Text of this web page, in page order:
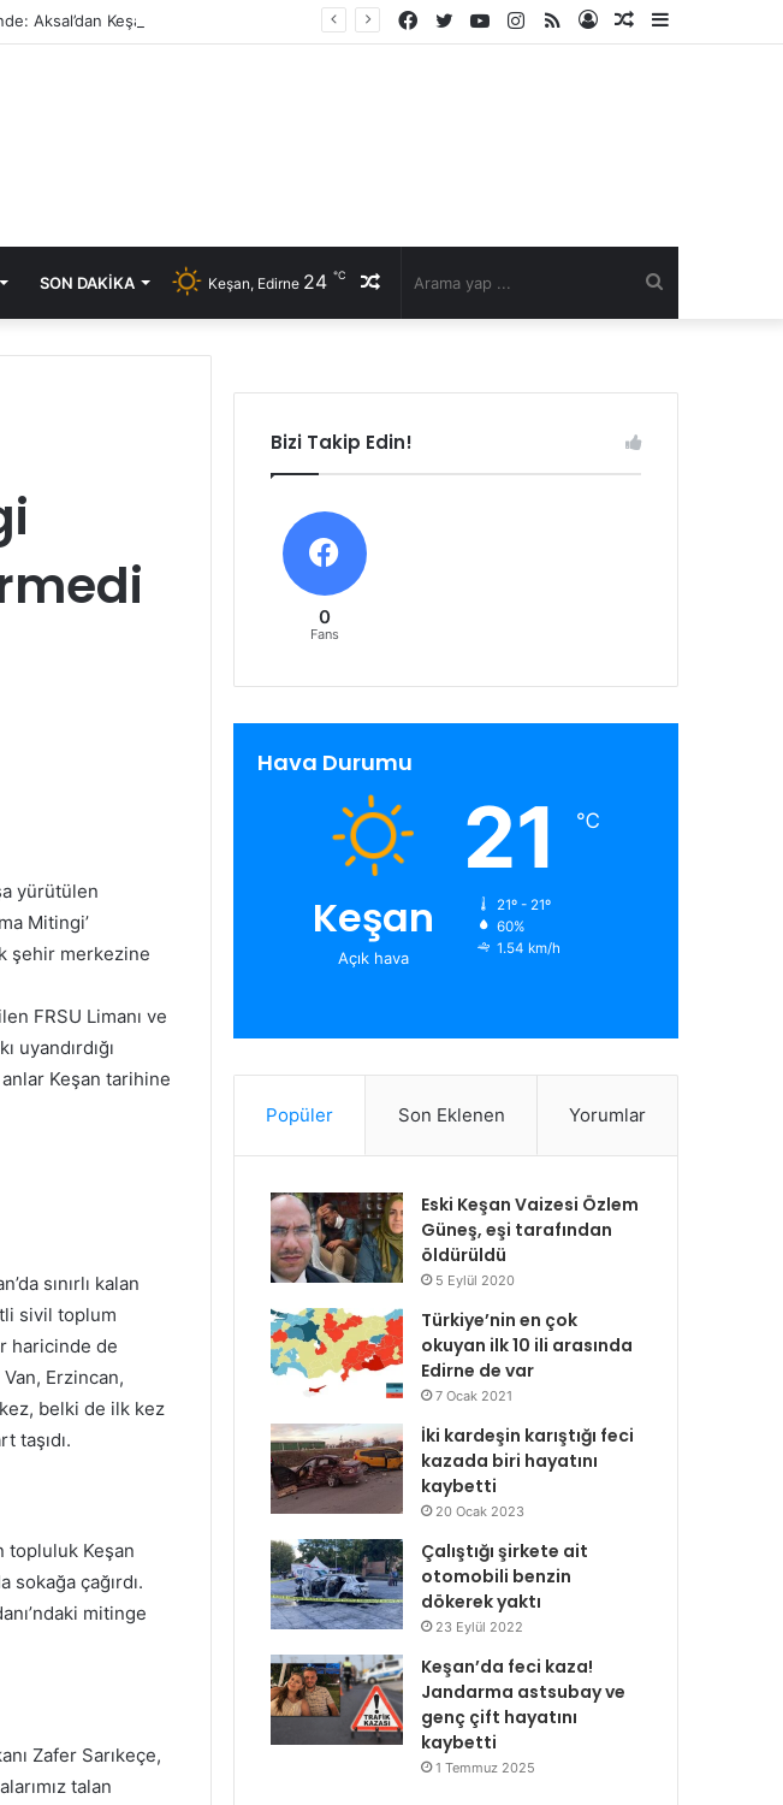
Aksal’dan Keşan için iki önemli talep
Kenar
Rastgele
Kayıt
RSS
Instagram
YouTube
Twitter
Facebook
SON DAKIKA Rastgele
Keşan, Edirne 24 ℃
yürütülen
Mitingi’
şehir merkezine
FRSU Limanı ve
Keşan tarihine
sınırlı kalan
sivil toplum
haricinde de
Erzincan,
belki de ilk kez
taşıdı.
topluluk Keşan
sokağa çağırdı.
mitinge
Zafer Sarıkeçe,
talan
Bizi Takip Edin!
0
Fans
Hava Durumu
Keşan
Açık hava
21 ℃
21º - 21º
60%
1.54 km/h
Popüler Son Eklenen Yorumlar
Eski Keşan Vaizesi Özlem
Güneş, eşi tarafından
öldürüldü
5 Eylül 2020
Türkiye’nin en çok
okuyan ilk 10 ili arasında
Edirne de var
7 Ocak 2021
İki kardeşin karıştığı feci
kazada biri hayatını
kaybetti
20 Ocak 2023
Çalıştığı şirkete ait
otomobili benzin
dökerek yaktı
23 Eylül 2022
Keşan’da feci kaza!
Jandarma astsubay ve
genç çift hayatını
kaybetti
1 Temmuz 2025